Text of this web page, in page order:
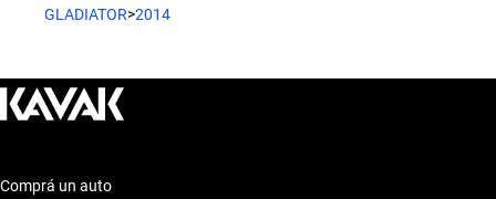
GLADIATOR>2014
Comprá un auto